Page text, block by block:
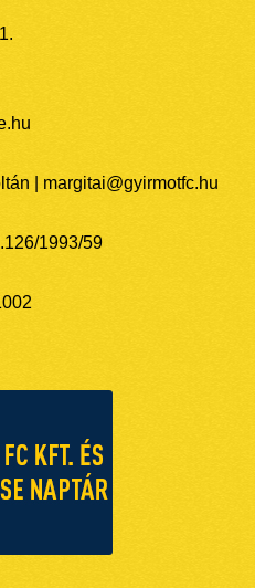
| margitai@gyirmotfc.hu
1993/59